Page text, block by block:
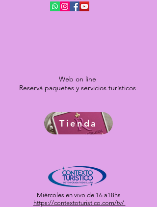
Web on line
Reservá paquetes y servicios turísticos
Tienda
Miércoles en vivo de 16 a18hs
https://contextoturistico.com/tv/